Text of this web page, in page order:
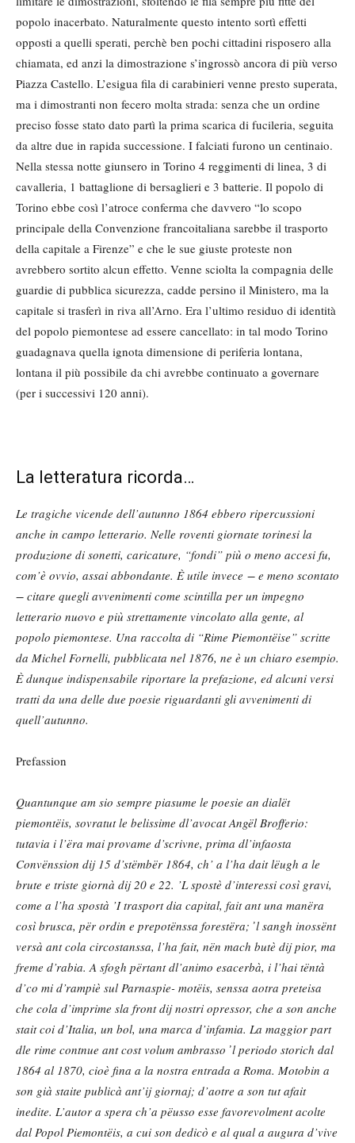
popolo inacerbato. Naturalmente questo intento sortì effetti
opposti a quelli sperati, perchè ben pochi cittadini risposero alla
chiamata, ed anzi la dimostrazione s’ingrossò ancora di più verso
Piazza Castello. L’esigua fila di carabinieri venne presto superata,
ma i dimostranti non fecero molta strada: senza che un ordine
preciso fosse stato dato partì la prima scarica di fucileria, seguita
da altre due in rapida successione. I falciati furono un centinaio.
Nella stessa notte giunsero in Torino 4 reggimenti di linea, 3 di
cavalleria, 1 battaglione di bersaglieri e 3 batterie. Il popolo di
Torino ebbe così l’atroce conferma che davvero “lo scopo
principale della Convenzione francoitaliana sarebbe il trasporto
della capitale a Firenze” e che le sue giuste proteste non
avrebbero sortito alcun effetto. Venne sciolta la compagnia delle
guardie di pubblica sicurezza, cadde persino il Ministero, ma la
capitale si trasferì in riva all’Arno. Era l’ultimo residuo di identità
del popolo piemontese ad essere cancellato: in tal modo Torino
guadagnava quella ignota dimensione di periferia lontana,
lontana il più possibile da chi avrebbe continuato a governare
(per i successivi 120 anni).
La letteratura ricorda…
Le tragiche vicende dell’autunno 1864 ebbero ripercussioni
anche in campo letterario. Nelle roventi giornate torinesi la
produzione di sonetti, caricature, “fondi” più o meno accesi fu,
com’è ovvio, assai abbondante. È utile invece − e meno scontato
− citare quegli avvenimenti come scintilla per un impegno
letterario nuovo e più strettamente vincolato alla gente, al
popolo piemontese. Una raccolta di “Rime Piemontëise” scritte
da Michel Fornelli, pubblicata nel 1876, ne è un chiaro esempio.
È dunque indispensabile riportare la prefazione, ed alcuni versi
tratti da una delle due poesie riguardanti gli avvenimenti di
quell’autunno.
Prefassion
Quantunque am sio sempre piasume le poesie an dialët
piemontëis, sovratut le belissime dl’avocat Angël Brofferio:
tutavia i l’ëra mai provame d’scrivne, prima dl’infaosta
Convënssion dij 15 d’stëmbër 1864, ch’ a l’ha dait lëugh a le
brute e triste giornà dij 20 e 22. ’L spostè d’interessi così gravi,
come a l’ha spostà ’I trasport dia capital, fait ant una manëra
così brusca, për ordin e prepotënssa forestëra; ̓ l sangh inossënt
versà ant cola circostanssa, l’ha fait, nën mach butè dij pior, ma
freme d’rabia. A sfogh përtant dl’animo esacerbà, i l’hai tëntà
d’co mi d’rampiè sul Parnaspie- motëis, senssa aotra preteisa
che cola d’imprime sla front dij nostri opressor, che a son anche
stait coi d’Italia, un bol, una marca d’infamia. La maggior part
dle rime contnue ant cost volum ambrasso ̓ l periodo storich dal
1864 al 1870, cioè fina a la nostra entrada a Roma. Motobin a
son già staite publicà ant’ij giornaj; d’aotre a son tut afait
inedite. L’autor a spera ch’a pëusso esse favorevolment acolte
dal Popol Piemontëis, a cui son dedicò e al qual a augura d’vive